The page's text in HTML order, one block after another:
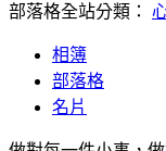
部落格全站分類：
相簿
部落格
名片